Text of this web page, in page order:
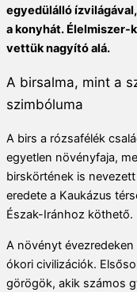
egyedülálló
a konyhát. Élelmiszer-
vettük nagyító alá.
A birsalma, mint a
szimbóluma
A birs a rózsafélék
egyetlen növényfaja,
birskörtének is
eredete a Kaukázus
Észak-Iránhoz köthető.
A növényt
ókori civilizációk.
görögök, akik számos